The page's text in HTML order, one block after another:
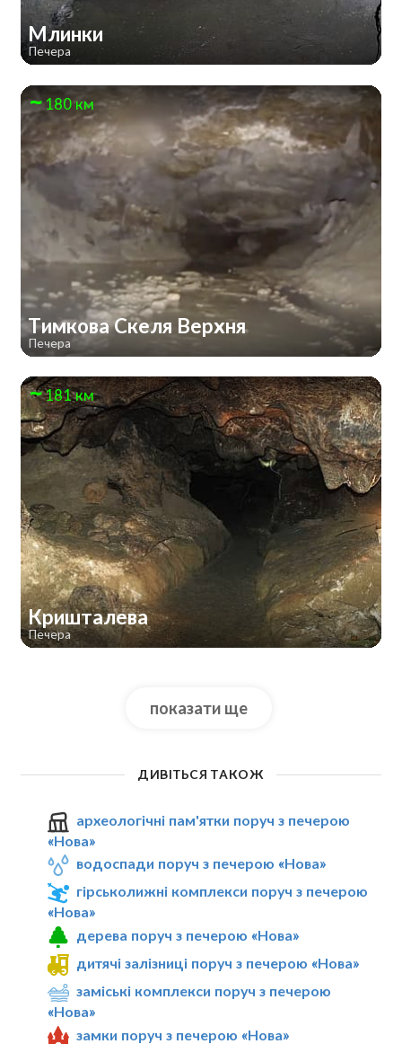
Млинки
Печера
180 км
Тимкова Скеля Верхня
Печера
181 км
Кришталева
Печера
показати ще
ДИВІТЬСЯ ТАКОЖ
археологічні пам'ятки поруч з печерою
«Нова»
водоспади поруч з печерою «Нова»
гірськолижні комплекси поруч з печерою
«Нова»
дерева поруч з печерою «Нова»
дитячі залізниці поруч з печерою «Нова»
заміські комплекси поруч з печерою
«Нова»
замки поруч з печерою «Нова»